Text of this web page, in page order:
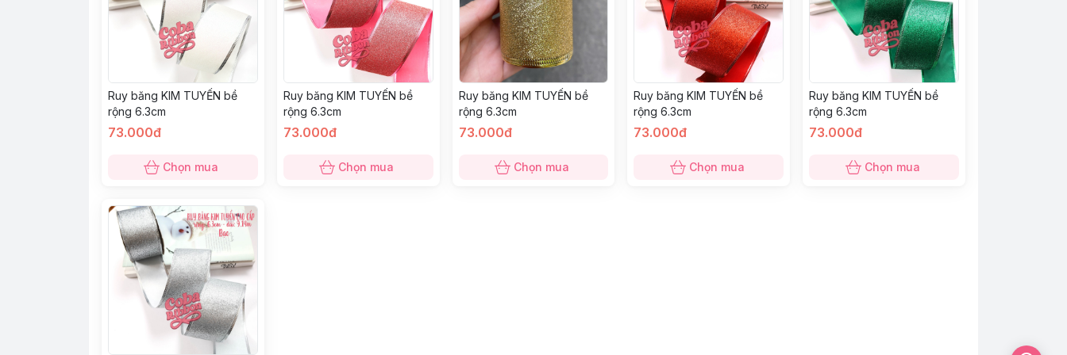
Ruy băng KIM TUYẾN bề
rộng 6.3cm
73.000đ
Chọn mua
Ruy băng KIM TUYẾN bề
rộng 6.3cm
73.000đ
Chọn mua
Ruy băng KIM TUYẾN bề
rộng 6.3cm
73.000đ
Chọn mua
Ruy băng KIM TUYẾN bề
rộng 6.3cm
73.000đ
Chọn mua
Ruy băng KIM TUYẾN bề
rộng 6.3cm
73.000đ
Chọn mua